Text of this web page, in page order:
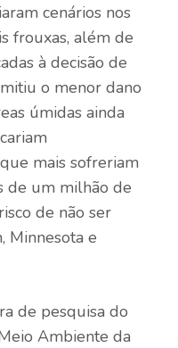
cenários nos
frouxas, além de
à decisão de
o menor dano
úmidas ainda
mais sofreriam
de um milhão de
de não ser
Minnesota e
de pesquisa do
Ambiente da